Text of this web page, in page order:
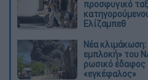
προσφυγικό
Ελίζαμπεθ
Νέα κλιμάκωση:
εμπλοκή» του
ρωσικό έδαφος
«εγκέφαλος»